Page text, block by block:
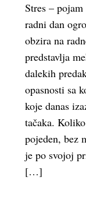
Stres –
radni dan
obzira na
predstavlja
dalekih
opasnosti sa
koje danas
tačaka.
pojeden, bez
je po svojoj
[…]